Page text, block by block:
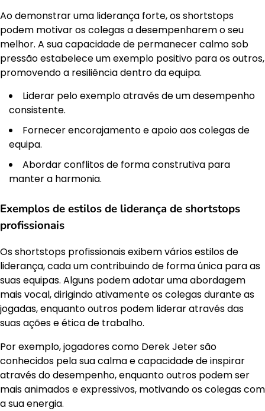
Ao demonstrar uma liderança forte, os shortstops
podem motivar os colegas a desempenharem o seu
melhor. A sua capacidade de permanecer calmo sob
pressão estabelece um exemplo positivo para os outros,
promovendo a resiliência dentro da equipa.
Liderar pelo exemplo através de um desempenho
consistente.
Fornecer encorajamento e apoio aos colegas de
equipa.
Abordar conflitos de forma construtiva para
manter a harmonia.
Exemplos de estilos de liderança de shortstops
profissionais
Os shortstops profissionais exibem vários estilos de
liderança, cada um contribuindo de forma única para as
suas equipas. Alguns podem adotar uma abordagem
mais vocal, dirigindo ativamente os colegas durante as
jogadas, enquanto outros podem liderar através das
suas ações e ética de trabalho.
Por exemplo, jogadores como Derek Jeter são
conhecidos pela sua calma e capacidade de inspirar
através do desempenho, enquanto outros podem ser
mais animados e expressivos, motivando os colegas com
a sua energia.